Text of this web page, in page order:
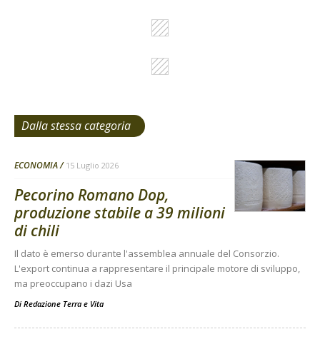
Dalla stessa categoria
ECONOMIA 15 Luglio 2026
Pecorino Romano Dop,
produzione stabile a 39 milioni
di chili
Il dato è emerso durante l'assemblea annuale del Consorzio.
L'export continua a rappresentare il principale motore di sviluppo,
ma preoccupano i dazi Usa
Di Redazione Terra e Vita